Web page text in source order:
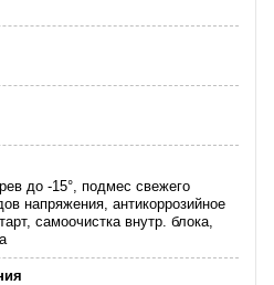
до -15°, подмес свежего
напряжения, антикоррозийное
самоочистка внутр. блока,